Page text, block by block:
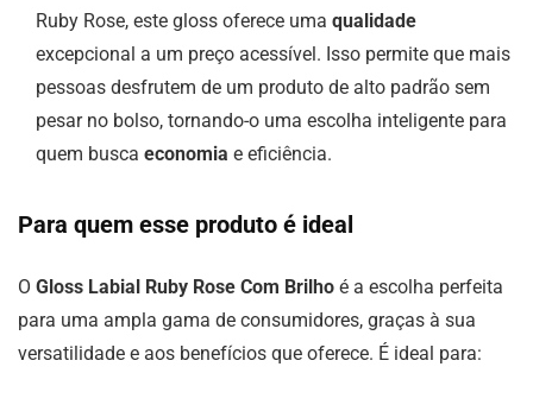
Ruby Rose, este gloss oferece uma qualidade
excepcional a um preço acessível. Isso permite que mais
pessoas desfrutem de um produto de alto padrão sem
pesar no bolso, tornando-o uma escolha inteligente para
quem busca economia e eficiência.
Para quem esse produto é ideal
O Gloss Labial Ruby Rose Com Brilho é a escolha perfeita
para uma ampla gama de consumidores, graças à sua
versatilidade e aos benefícios que oferece. É ideal para: